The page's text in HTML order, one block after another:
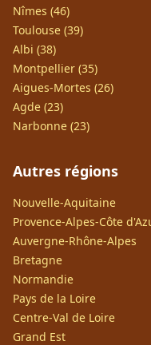
Nîmes (46)
Toulouse (39)
Albi (38)
Montpellier (35)
Aigues-Mortes (26)
Agde (23)
Narbonne (23)
Autres régions
Nouvelle-Aquitaine
Provence-Alpes-Côte
Auvergne-Rhône-Alpes
Bretagne
Normandie
Pays de la Loire
Centre-Val de Loire
Grand Est